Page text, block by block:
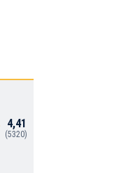
4,41
(5320)